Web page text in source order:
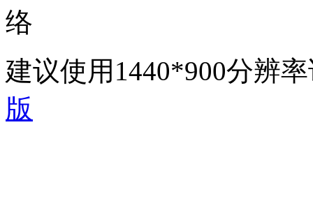
络
建议使用1440*900分辨
版